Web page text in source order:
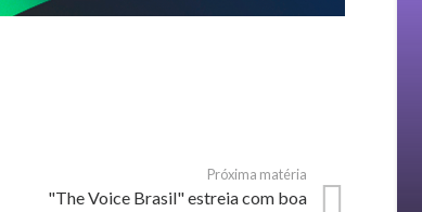
Próxima matéria
"The Voice Brasil" estreia com boa